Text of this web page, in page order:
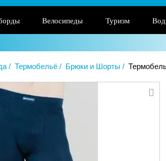
Велосипеды Туризм
Термобельё Брюки и Шорты